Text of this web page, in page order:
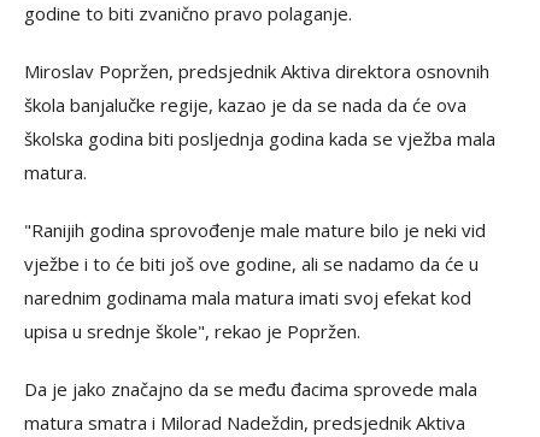
godine to biti zvanično pravo polaganje.
Miroslav Popržen, predsjednik Aktiva direktora osnovnih
škola banjalučke regije, kazao je da se nada da će ova
školska godina biti posljednja godina kada se vježba mala
matura.
"Ranijih godina sprovođenje male mature bilo je neki vid
vježbe i to će biti još ove godine, ali se nadamo da će u
narednim godinama mala matura imati svoj efekat kod
upisa u srednje škole", rekao je Popržen.
Da je jako značajno da se među đacima sprovede mala
matura smatra i Milorad Nadeždin, predsjednik Aktiva